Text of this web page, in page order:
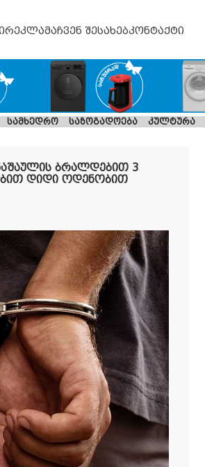
რეკლამაჩვენ შესახებკონტაქტი
სამხედრო საზოგადოება კულტურა
ბრალდებით 3
დიდი ოდენობით